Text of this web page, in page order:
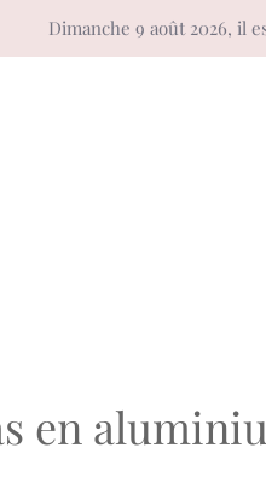
Dimanche 9 août 2026, il
en